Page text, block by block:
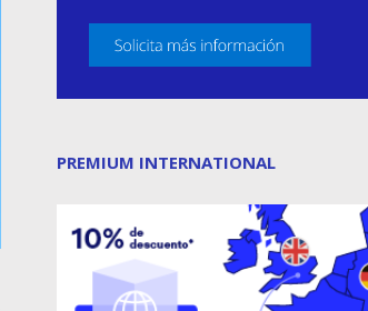
PREMIUM INTERNATIONAL